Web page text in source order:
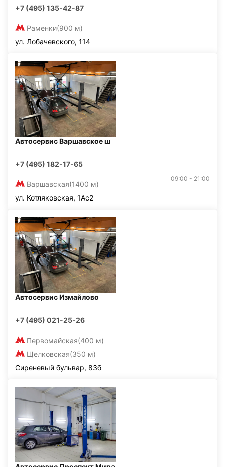
+7 (495) 135-42-87
Раменки(900 м)
ул. Лобачевского, 114
Автосервис Варшавское ш
+7 (495) 182-17-65
Варшавская(1400 м)
09:00 - 21:00
ул. Котляковская, 1Ас2
Автосервис Измайлово
+7 (495) 021-25-26
Первомайская(400 м)
Щелковская(350 м)
Сиреневый бульвар, 83б